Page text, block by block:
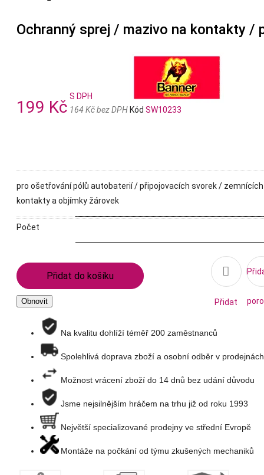
Ochranný sprej / mazivo na kontakty
199 Kč
S DPH
164 Kč bez DPH Kód SW10233
pro ošetřování pólů autobaterií / připojovacích svorek /
kontakty a objímky žárovek
Počet
Přidat do košíku 
Přidat
seznam
Na kvalitu dohlíží téměř 200 zaměstnanců
Spolehlivá doprava zboží a osobní odběr v prodejnách
Možnost vrácení zboží do 14 dnů bez udání důvodu
Jsme nejsilnějším hráčem na trhu již od roku 1993
Největší specializované prodejny ve střední Evropě
Montáže na počkání od týmu zkušených mechaniků